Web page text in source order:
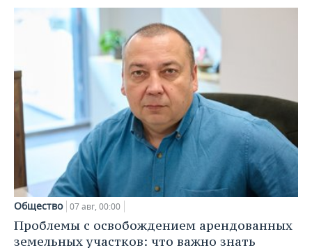
Общество 07 авг, 00:00
Проблемы с освобождением арендованных
земельных участков: что важно знать